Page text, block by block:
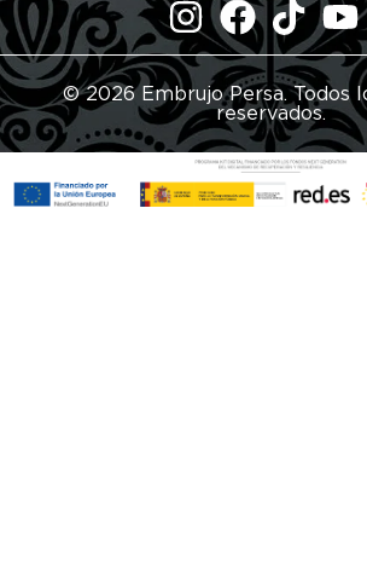
© 2026 Embrujo Persa. Todos
reservados.